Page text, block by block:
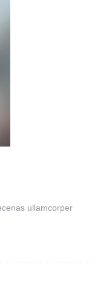
ullamcorper